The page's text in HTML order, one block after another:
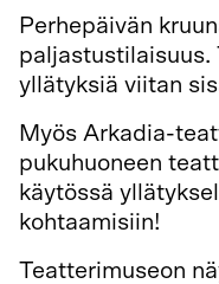
Perhepäivän
paljastustilaisuus.
yllätyksiä viitan
Myös Arkadia-
pukuhuoneen
käytössä
kohtaamisiin!
Teatterimuseon